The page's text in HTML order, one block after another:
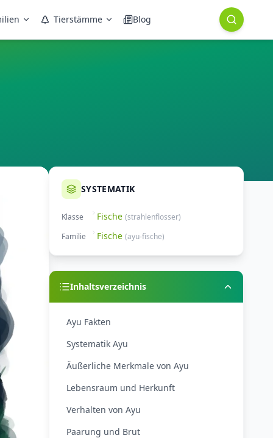
Tierstämme Blog
SYSTEMATIK
Klasse Fische (strahlenflosser)
Familie
Fische (ayu-fische)
Inhaltsverzeichnis
Ayu Fakten
Systematik Ayu
Äußerliche Merkmale von Ayu
Lebensraum und Herkunft
Verhalten von Ayu
Paarung und Brut